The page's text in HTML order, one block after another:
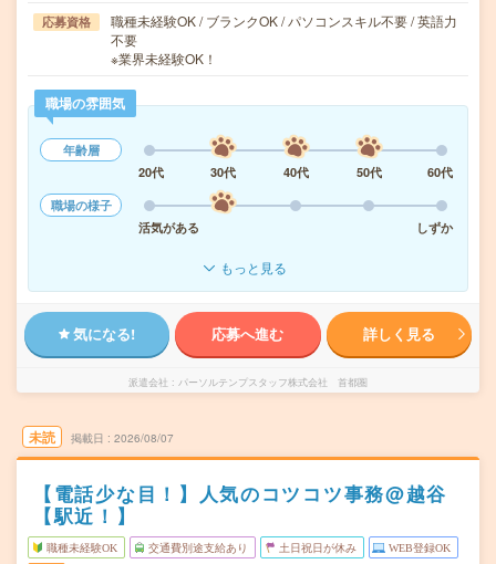
応募資格
職種未経験OK / ブランクOK / パソコンスキル不要 / 英語力
不要
※業界未経験OK！
職場の雰囲気
年齢層
20代
30代 40代 50代
60代
職場の様子
活気がある
しずか
もっと見る
気になる! 応募へ進む 詳しく見る
派遣会社 パーソルテンプスタッフ株式会社 首都圏
未読 掲載日 2026/08/07
【電話少な目！】人気のコツコツ事務@越谷
【駅近！】
職種未経験OK 交通費別途支給あり 土日祝日が休み WEB登録OK